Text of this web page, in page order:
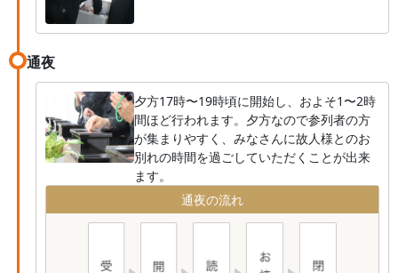
通夜
夕方17時〜19時頃に開始し、およそ1〜2時
間ほど行われます。夕方なので参列者の方
が集まりやすく、みなさんに故人様とのお
別れの時間を過ごしていただくことが出来
ます。
通夜の流れ